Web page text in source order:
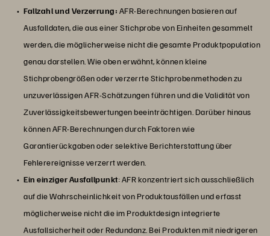
Fallzahl und Verzerrung: AFR-Berechnungen basieren auf
Ausfalldaten, die aus einer Stichprobe von Einheiten gesammelt
werden, die möglicherweise nicht die gesamte Produktpopulation
genau darstellen. Wie oben erwähnt, können kleine
Stichprobengrößen oder verzerrte Stichprobenmethoden zu
unzuverlässigen AFR-Schätzungen führen und die Validität von
Zuverlässigkeitsbewertungen beeinträchtigen. Darüber hinaus
können AFR-Berechnungen durch Faktoren wie
Garantierückgaben oder selektive Berichterstattung über
Fehlerereignisse verzerrt werden.
Ein einziger Ausfallpunkt: AFR konzentriert sich ausschließlich
auf die Wahrscheinlichkeit von Produktausfällen und erfasst
möglicherweise nicht die im Produktdesign integrierte
Ausfallsicherheit oder Redundanz. Bei Produkten mit niedrigeren